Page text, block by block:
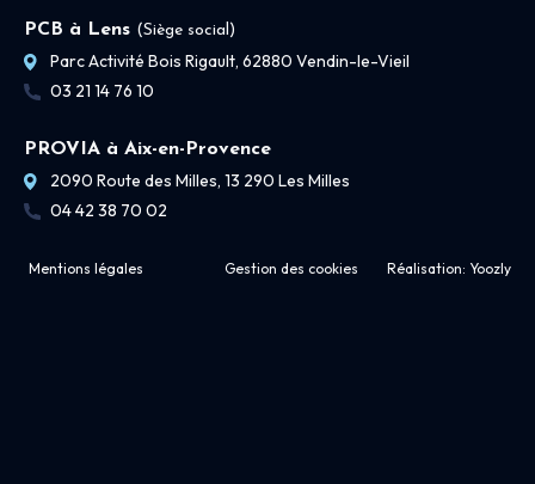
PCB à Lens (Siège social)
Parc Activité Bois Rigault, 62880 Vendin-le-Vieil
03 21 14 76 10
PROVIA à Aix-en-Provence
2090 Route des Milles, 13 290 Les Milles
04 42 38 70 02
Mentions légales Gestion des cookies Réalisation: Yoozly